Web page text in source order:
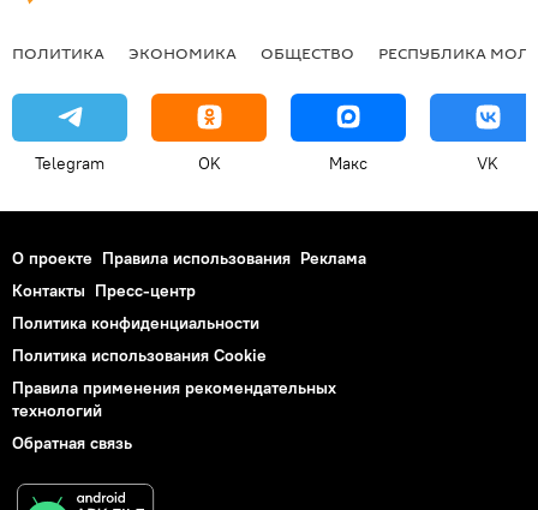
ПОЛИТИКА ЭКОНОМИКА ОБЩЕСТВО РЕСПУБЛИКА
Telegram OK Макс VK
О проекте Правила использования Реклама
Контакты Пресс-центр
Политика конфиденциальности
Политика использования Cookie
Правила применения рекомендательных
технологий
Обратная связь